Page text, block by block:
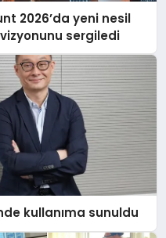
2026’da yeni nesil
sergiledi
kullanıma sunuldu